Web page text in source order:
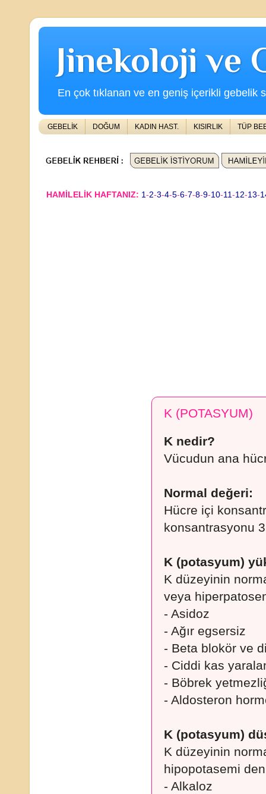
Jinekoloji ve
En çok tıklanan ve en geniş içerikli gebelik
GEBELİK DOĞUM KADIN HAST. KISIRLIK TÜP
HAMİLELİK HAFTANIZ: 1-2-3-4-5-6-7-8-9-10-11-12-13-
K (POTASYUM)
K nedir?
Vücudun ana
Normal değeri:
Hücre içi
konsantrasyonu
K (potasyum)
K düzeyinin
veya
- Asidoz
- Ağır egsersiz
- Beta blokör ve
- Ciddi kas
- Böbrek
- Aldosteron
K (potasyum)
K düzeyinin
hipopotasemi
- Alkaloz